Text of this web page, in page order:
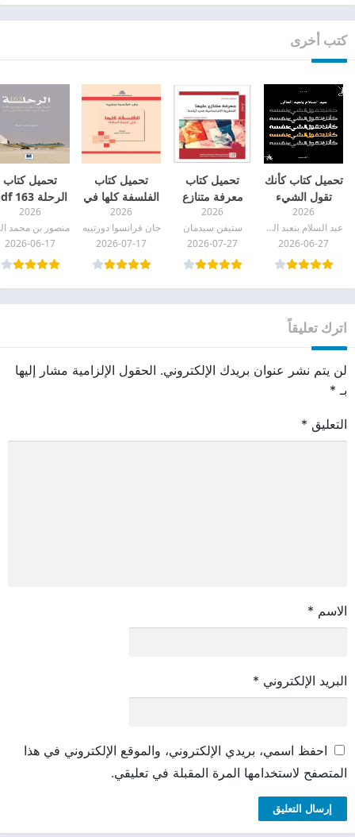
كتب أخرى
تحميل كتاب كأنك
تقول الشيء
نفسه pdf
2026
عبد السلام بنعبد العالي
2026-06-27
تحميل كتاب
معرفة متنازع
عليها pdf
2026
ستيفن سيدمان
2026-07-27
تحميل كتاب
الفلسفة كلها في
أربعة أسئلة pdf
2026
جان فرانسوا دورتييه
2026-07-17
تحميل كتاب
الرحلة 163 pdf
2026
2026-06-17
اترك تعليقاً
لن يتم نشر عنوان بريدك الإلكتروني. الحقول الإلزامية مشار إليها
بـ *
التعليق *
الاسم *
البريد الإلكتروني *
احفظ اسمي، بريدي الإلكتروني، والموقع الإلكتروني في هذا
المتصفح لاستخدامها المرة المقبلة في تعليقي.